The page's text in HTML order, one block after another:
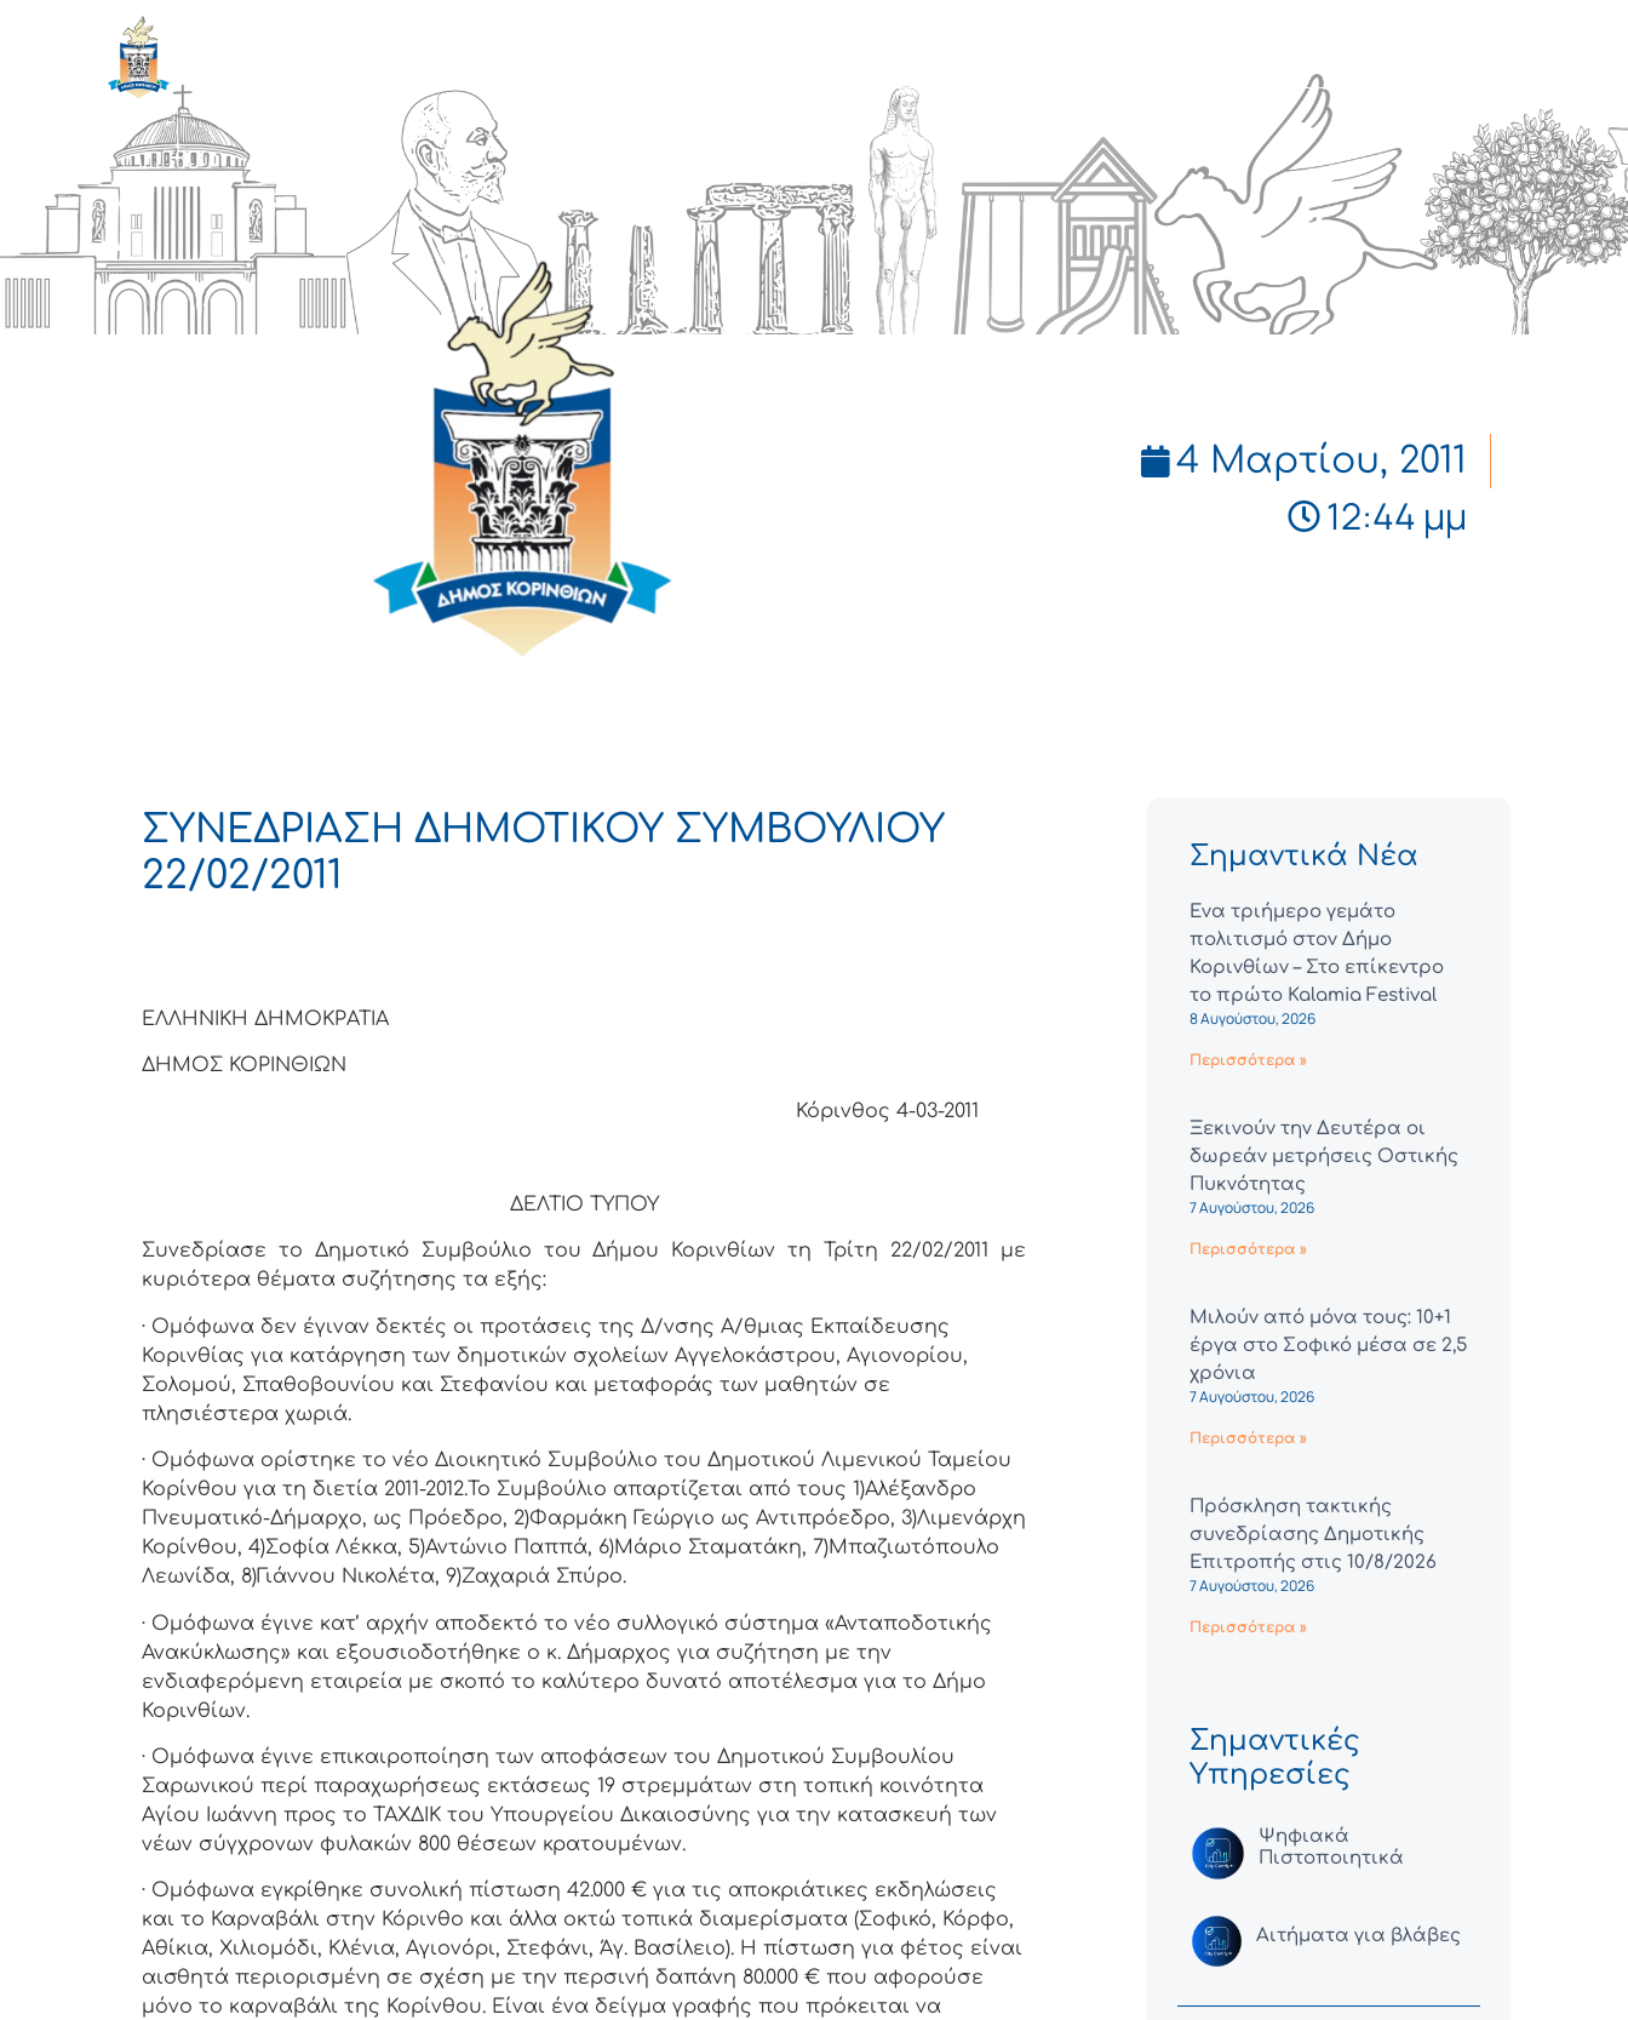
4 Μαρτίου, 2011
12:44 μμ
ΣΥΝΕΔΡΙΑΣΗ ΔΗΜΟΤΙΚΟΥ ΣΥΜΒΟΥΛΙΟΥ
22/02/2011
ΕΛΛΗΝΙΚΗ ΔΗΜΟΚΡΑΤΙΑ
ΔΗΜΟΣ ΚΟΡΙΝΘΙΩΝ
Κόρινθος 4-03-2011
ΔΕΛΤΙΟ ΤΥΠΟΥ
Συνεδρίασε το Δημοτικό Συμβούλιο του Δήμου Κορινθίων τη Τρίτη 22/02/2011 με
κυριότερα θέματα συζήτησης τα εξής:
· Ομόφωνα δεν έγιναν δεκτές οι προτάσεις της Δ/νσης Α/θμιας Εκπαίδευσης
Κορινθίας για κατάργηση των δημοτικών σχολείων Αγγελοκάστρου, Αγιονορίου,
Σολομού, Σπαθοβουνίου και Στεφανίου και μεταφοράς των μαθητών σε
πλησιέστερα χωριά.
· Ομόφωνα ορίστηκε το νέο Διοικητικό Συμβούλιο του Δημοτικού Λιμενικού Ταμείου
Κορίνθου για τη διετία 2011-2012.Το Συμβούλιο απαρτίζεται από τους 1)Αλέξανδρο
Πνευματικό-Δήμαρχο, ως Πρόεδρο, 2)Φαρμάκη Γεώργιο ως Αντιπρόεδρο, 3)Λιμενάρχη
Κορίνθου, 4)Σοφία Λέκκα, 5)Αντώνιο Παππά, 6)Μάριο Σταματάκη, 7)Μπαζιωτόπουλο
Λεωνίδα, 8)Γιάννου Νικολέτα, 9)Ζαχαριά Σπύρο.
· Ομόφωνα έγινε κατ’ αρχήν αποδεκτό το νέο συλλογικό σύστημα «Ανταποδοτικής
Ανακύκλωσης» και εξουσιοδοτήθηκε ο κ. Δήμαρχος για συζήτηση με την
ενδιαφερόμενη εταιρεία με σκοπό το καλύτερο δυνατό αποτέλεσμα για το Δήμο
Κορινθίων.
· Ομόφωνα έγινε επικαιροποίηση των αποφάσεων του Δημοτικού Συμβουλίου
Σαρωνικού περί παραχωρήσεως εκτάσεως 19 στρεμμάτων στη τοπική κοινότητα
Αγίου Ιωάννη προς το ΤΑΧΔΙΚ του Υπουργείου Δικαιοσύνης για την κατασκευή των
νέων σύγχρονων φυλακών 800 θέσεων κρατουμένων.
· Ομόφωνα εγκρίθηκε συνολική πίστωση 42.000 € για τις αποκριάτικες εκδηλώσεις
και το Καρναβάλι στην Κόρινθο και άλλα οκτώ τοπικά διαμερίσματα (Σοφικό, Κόρφο,
Αθίκια, Χιλιομόδι, Κλένια, Αγιονόρι, Στεφάνι, Άγ. Βασίλειο). Η πίστωση για φέτος είναι
αισθητά περιορισμένη σε σχέση με την περσινή δαπάνη 80.000 € που αφορούσε
μόνο το καρναβάλι της Κορίνθου. Είναι ένα δείγμα γραφής που πρόκειται να
Σημαντικά Νέα
Ένα τριήμερο γεμάτο
πολιτισμό στον Δήμο
Κορινθίων – Στο επίκεντρο
το πρώτο Kalamia Festival
8 Αυγούστου, 2026
Περισσότερα »
Ξεκινούν την Δευτέρα οι
δωρεάν μετρήσεις Οστικής
Πυκνότητας
7 Αυγούστου, 2026
Περισσότερα »
Μιλούν από μόνα τους: 10+1
έργα στο Σοφικό μέσα σε 2,5
χρόνια
7 Αυγούστου, 2026
Περισσότερα »
Πρόσκληση τακτικής
συνεδρίασης Δημοτικής
Επιτροπής στις 10/8/2026
7 Αυγούστου, 2026
Περισσότερα »
Σημαντικές
Υπηρεσίες
Ψηφιακά
Πιστοποιητικά
Αιτήματα για βλάβες